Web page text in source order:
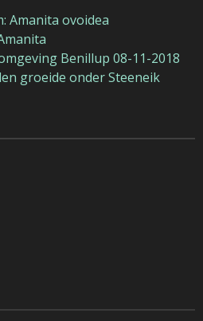
Amanita ovoidea
Benillup 08-11-2018
groeide onder Steeneik